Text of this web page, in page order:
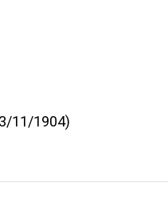
11/1904)